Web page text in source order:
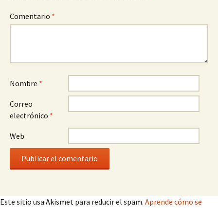
Comentario *
Nombre *
Correo
electrónico *
Web
Este sitio usa Akismet para reducir el spam. Aprende cómo se